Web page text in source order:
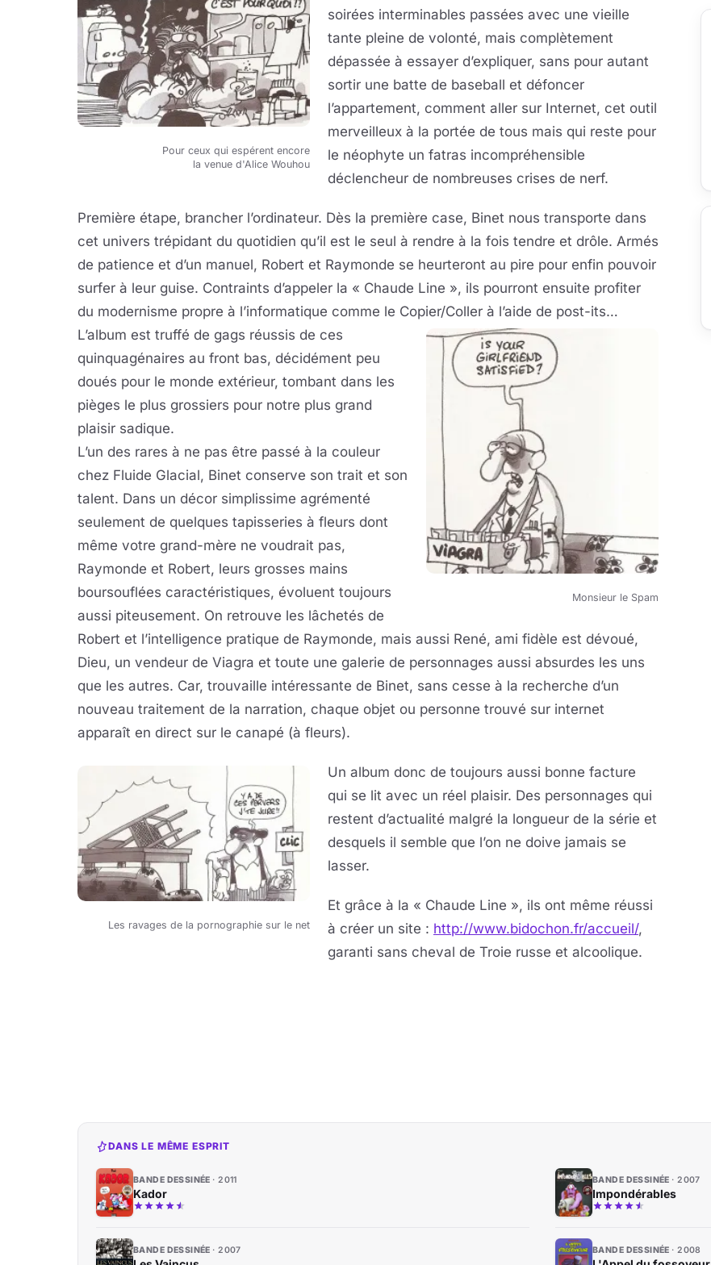
Pour ceux qui espérent encore
la venue d'Alice Wouhou
soirées interminables passées avec une vieille
tante pleine de volonté, mais complètement
dépassée à essayer d’expliquer, sans pour autant
sortir une batte de baseball et défoncer
l’appartement, comment aller sur Internet, cet outil
merveilleux à la portée de tous mais qui reste pour
le néophyte un fatras incompréhensible
déclencheur de nombreuses crises de nerf.
Première étape, brancher l’ordinateur. Dès la première case, Binet nous transporte dans
cet univers trépidant du quotidien qu’il est le seul à rendre à la fois tendre et drôle. Armés
de patience et d’un manuel, Robert et Raymonde se heurteront au pire pour enfin pouvoir
surfer à leur guise. Contraints d’appeler la « Chaude Line », ils pourront ensuite profiter
du modernisme propre à l’informatique comme le Copier/Coller à l’aide de post-its…
Monsieur le Spam
L’album est truffé de gags réussis de ces
quinquagénaires au front bas, décidément peu
doués pour le monde extérieur, tombant dans les
pièges le plus grossiers pour notre plus grand
plaisir sadique.
L’un des rares à ne pas être passé à la couleur
chez Fluide Glacial, Binet conserve son trait et son
talent. Dans un décor simplissime agrémenté
seulement de quelques tapisseries à fleurs dont
même votre grand-mère ne voudrait pas,
Raymonde et Robert, leurs grosses mains
boursouflées caractéristiques, évoluent toujours
aussi piteusement. On retrouve les lâchetés de
Robert et l’intelligence pratique de Raymonde, mais aussi René, ami fidèle est dévoué,
Dieu, un vendeur de Viagra et toute une galerie de personnages aussi absurdes les uns
que les autres. Car, trouvaille intéressante de Binet, sans cesse à la recherche d’un
nouveau traitement de la narration, chaque objet ou personne trouvé sur internet
apparaît en direct sur le canapé (à fleurs).
Les ravages de la pornographie sur le net
Un album donc de toujours aussi bonne facture
qui se lit avec un réel plaisir. Des personnages qui
restent d’actualité malgré la longueur de la série et
desquels il semble que l’on ne doive jamais se
lasser.
Et grâce à la « Chaude Line », ils ont même réussi
à créer un site : http://www.bidochon.fr/accueil/,
garanti sans cheval de Troie russe et alcoolique.
DANS LE MÊME ESPRIT
BANDE DESSINÉE 2011
Kador
BANDE DESSINÉE 2007
Impondérables
BANDE DESSINÉE 2007 BANDE DESSINÉE 2008